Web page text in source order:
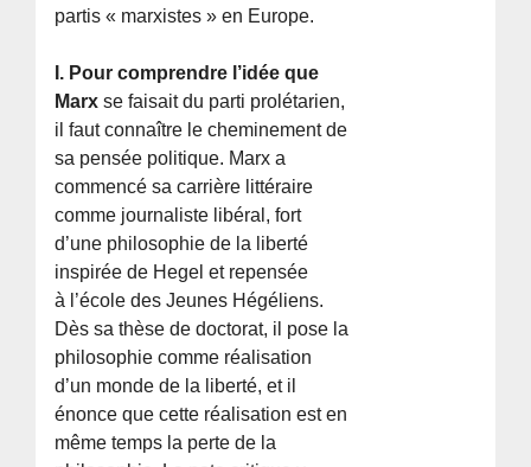
partis « marxistes » en Europe.
I. Pour comprendre l’idée que
Marxse faisait du parti prolétarien,
il faut connaître le cheminement de
sa pensée politique. Marx a
commencé sa carrière littéraire
comme journaliste libéral, fort
d’une philosophie de la liberté
inspirée de Hegel et repensée
à l’école des Jeunes Hégéliens.
Dès sa thèse de doctorat, il pose la
philosophie comme réalisation
d’un monde de la liberté, et il
énonce que cette réalisation est en
même temps la perte de la